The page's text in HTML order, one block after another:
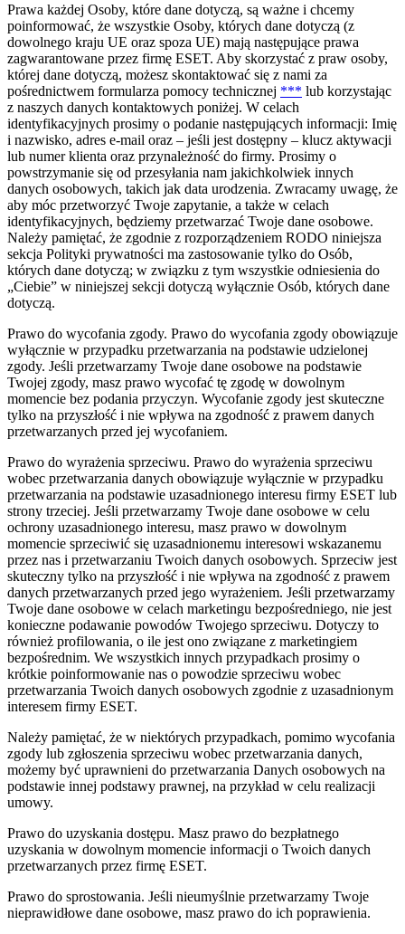
Prawa każdej Osoby, które dane dotyczą, są ważne i chcemy
poinformować, że wszystkie Osoby, których dane dotyczą (z
dowolnego kraju UE oraz spoza UE) mają następujące prawa
zagwarantowane przez firmę ESET. Aby skorzystać z praw osoby,
której dane dotyczą, możesz skontaktować się z nami za
pośrednictwem formularza pomocy technicznej *** lub korzystając
z naszych danych kontaktowych poniżej. W celach
identyfikacyjnych prosimy o podanie następujących informacji: Imię
i nazwisko, adres e-mail oraz – jeśli jest dostępny – klucz aktywacji
lub numer klienta oraz przynależność do firmy. Prosimy o
powstrzymanie się od przesyłania nam jakichkolwiek innych
danych osobowych, takich jak data urodzenia. Zwracamy uwagę, że
aby móc przetworzyć Twoje zapytanie, a także w celach
identyfikacyjnych, będziemy przetwarzać Twoje dane osobowe.
Należy pamiętać, że zgodnie z rozporządzeniem RODO niniejsza
sekcja Polityki prywatności ma zastosowanie tylko do Osób,
których dane dotyczą; w związku z tym wszystkie odniesienia do
„Ciebie” w niniejszej sekcji dotyczą wyłącznie Osób, których dane
dotyczą.
Prawo do wycofania zgody. Prawo do wycofania zgody obowiązuje
wyłącznie w przypadku przetwarzania na podstawie udzielonej
zgody. Jeśli przetwarzamy Twoje dane osobowe na podstawie
Twojej zgody, masz prawo wycofać tę zgodę w dowolnym
momencie bez podania przyczyn. Wycofanie zgody jest skuteczne
tylko na przyszłość i nie wpływa na zgodność z prawem danych
przetwarzanych przed jej wycofaniem.
Prawo do wyrażenia sprzeciwu. Prawo do wyrażenia sprzeciwu
wobec przetwarzania danych obowiązuje wyłącznie w przypadku
przetwarzania na podstawie uzasadnionego interesu firmy ESET lub
strony trzeciej. Jeśli przetwarzamy Twoje dane osobowe w celu
ochrony uzasadnionego interesu, masz prawo w dowolnym
momencie sprzeciwić się uzasadnionemu interesowi wskazanemu
przez nas i przetwarzaniu Twoich danych osobowych. Sprzeciw jest
skuteczny tylko na przyszłość i nie wpływa na zgodność z prawem
danych przetwarzanych przed jego wyrażeniem. Jeśli przetwarzamy
Twoje dane osobowe w celach marketingu bezpośredniego, nie jest
konieczne podawanie powodów Twojego sprzeciwu. Dotyczy to
również profilowania, o ile jest ono związane z marketingiem
bezpośrednim. We wszystkich innych przypadkach prosimy o
krótkie poinformowanie nas o powodzie sprzeciwu wobec
przetwarzania Twoich danych osobowych zgodnie z uzasadnionym
interesem firmy ESET.
Należy pamiętać, że w niektórych przypadkach, pomimo wycofania
zgody lub zgłoszenia sprzeciwu wobec przetwarzania danych,
możemy być uprawnieni do przetwarzania Danych osobowych na
podstawie innej podstawy prawnej, na przykład w celu realizacji
umowy.
Prawo do uzyskania dostępu. Masz prawo do bezpłatnego
uzyskania w dowolnym momencie informacji o Twoich danych
przetwarzanych przez firmę ESET.
Prawo do sprostowania. Jeśli nieumyślnie przetwarzamy Twoje
nieprawidłowe dane osobowe, masz prawo do ich poprawienia.